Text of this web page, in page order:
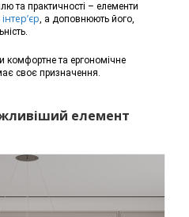
та практичності – елементи
інтер’єр, а доповнюють його,
комфортне та ергономічне
своє призначення.
елемент